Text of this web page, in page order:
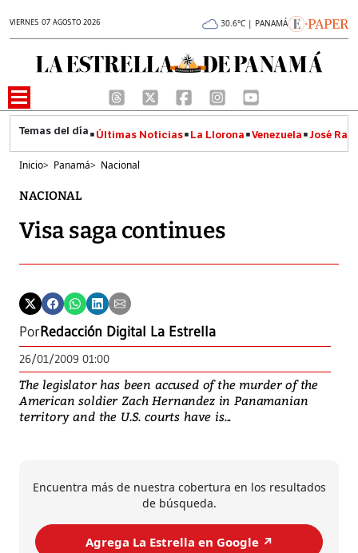
VIERNES 07 AGOSTO 2026 30.6°C | PANAMÁ
Últimas Noticias La Llorona Venezuela José
Inicio> Panamá> Nacional
NACIONAL
Visa saga continues
PorRedacción Digital La Estrella
26/01/2009 01:00
The legislator has been accused of the murder of the
American soldier Zach Hernandez in Panamanian
territory and the U.S. courts have is...
Encuentra más de nuestra cobertura en los resultados
de búsqueda.
Agrega La Estrella en Google ↗️